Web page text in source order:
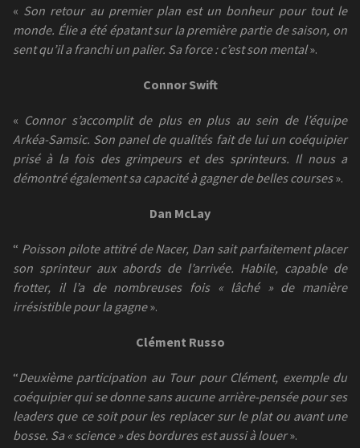
« Son retour au premier plan est un bonheur pour tout le
monde. Élie a été épatant sur la première partie de saison, on
sent qu’il a franchi un palier. Sa force : c’est son mental».
Connor Swift
« Connor s’accomplit de plus en plus au sein de l’équipe
Arkéa-Samsic. Son panel de qualités fait de lui un coéquipier
prisé à la fois des grimpeurs et des sprinteurs. Il nous a
démontré également sa capacité à gagner de belles courses».
Dan McLay
“ Poisson pilote attitré de Nacer, Dan sait parfaitement placer
son sprinteur aux abords de l’arrivée. Habile, capable de
frotter, il l’a de nombreuses fois « lâché » de manière
irrésistible pour la gagne».
Clément Russo
“Deuxième participation au Tour pour Clément, exemple du
coéquipier qui se donne sans aucune arrière-pensée pour ses
leaders que ce soit pour les replacer sur le plat ou avant une
bosse. Sa « science » des bordures est aussi à louer».